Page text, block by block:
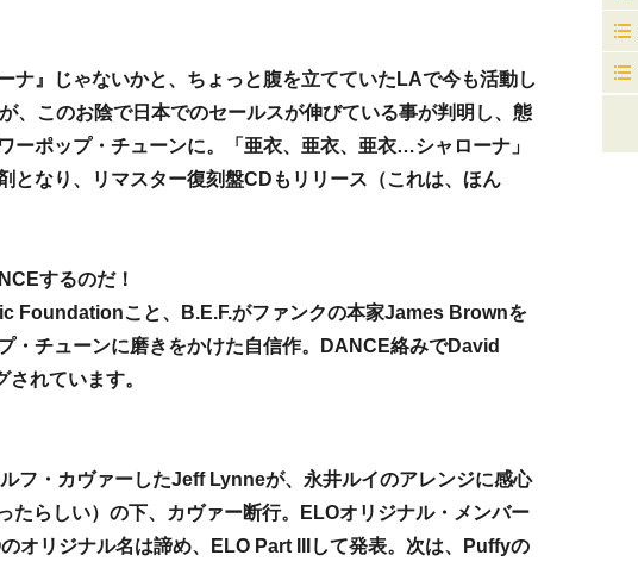
ナ』じゃないかと、ちょっと腹を立てていたLAで今も活動し
、このお陰で日本でのセールスが伸びている事が判明し、態
ーポップ・チューンに。「亜衣、亜衣、亜衣…シャローナ」
となり、リマスター復刻盤CDもリリース（これは、ほん
するのだ！
Foundationこと、B.E.F.がファンクの本家James Brownを
・チューンに磨きをかけた自信作。DANCE絡みでDavid
れています。
フ・カヴァーしたJeff Lynneが、永井ルイのアレンジに感心
たらしい）の下、カヴァー断行。ELOオリジナル・メンバー
オリジナル名は諦め、ELO Part IIIして発表。次は、Puffyの